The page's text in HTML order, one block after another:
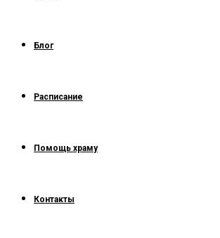
Блог
Расписание
Помощь храму
Контакты